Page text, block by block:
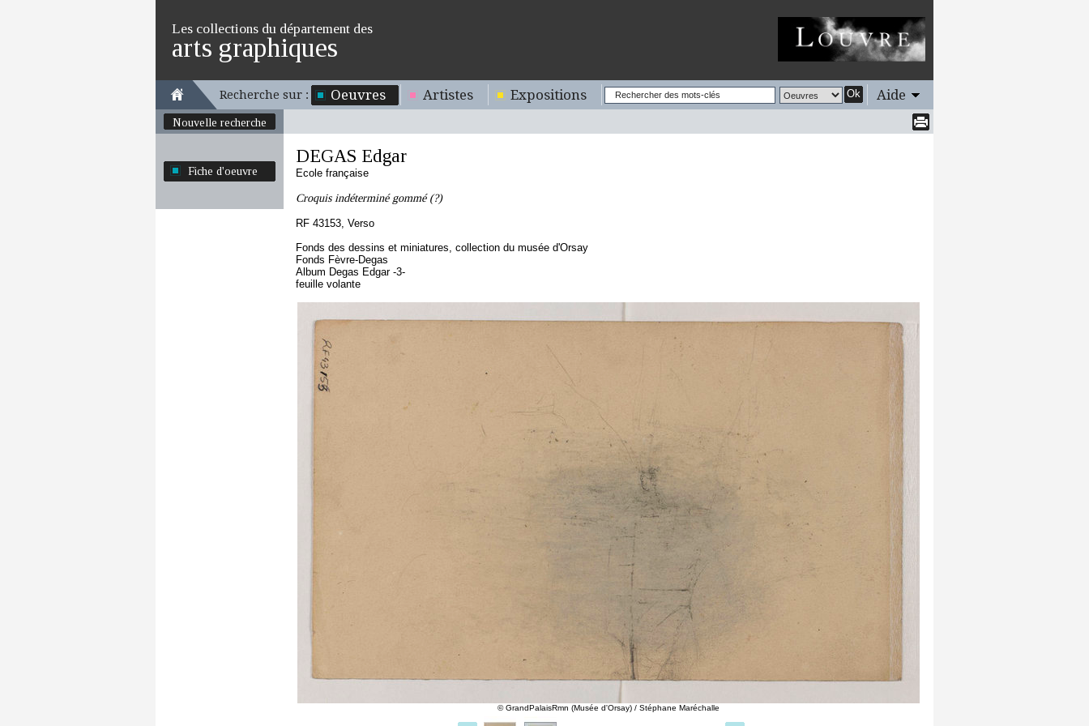
Les collections du département des
arts graphiques
Recherche sur : Oeuvres Artistes Expositions Ok Aide
Nouvelle recherche
Fiche d'oeuvre
DEGAS Edgar
Ecole française
Croquis indéterminé gommé (?)
RF 43153, Verso
Fonds des dessins et miniatures, collection du musée d'Orsay
Fonds Fèvre-Degas
Album Degas Edgar -3-
feuille volante
© GrandPalaisRmn (Musée d'Orsay) / Stéphane Maréchalle